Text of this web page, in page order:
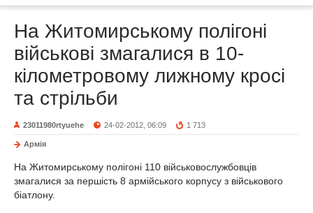
На Житомирському полігоні
військові змагалися в 10-
кілометровому лижному кросі
та стрільби
23011980rtyuehe 24-02-2012, 06:09 1 713
Армія
На Житомирському полігоні 110 військовослужбовців
змагалися за першість 8 армійського корпусу з військового
біатлону.